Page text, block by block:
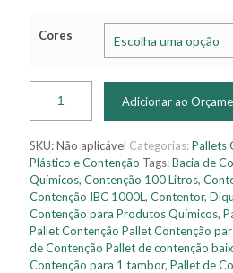
Cores
Adicionar ao
SKU:Não aplicável Categorias:Pallets
Plástico e Contenção Tags:Bacia de
Químicos, Contenção 100 Litros,
Contenção IBC 1000L, Contentor,
Contenção para Produtos Químicos,
Pallet Contenção Pallet Contenção
de Contenção Pallet de contenção
Contenção para 1 tambor, Pallet de